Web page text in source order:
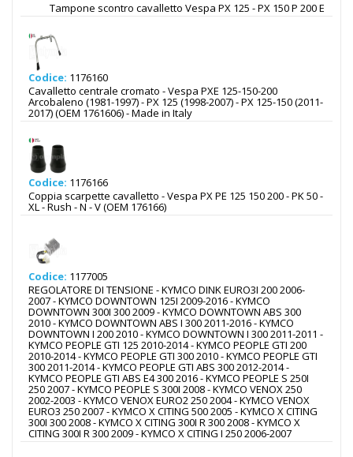
Tampone scontro cavalletto Vespa PX 125 - PX 150 P 200 E
Codice: 1176160
Cavalletto centrale cromato - Vespa PXE 125-150-200
Arcobaleno (1981-1997) - PX 125 (1998-2007) - PX 125-150 (2011-
2017) (OEM 1761606) - Made in Italy
Codice: 1176166
Coppia scarpette cavalletto - Vespa PX PE 125 150 200 - PK 50 -
XL - Rush - N - V (OEM 176166)
Codice: 1177005
REGOLATORE DI TENSIONE - KYMCO DINK EURO3I 200 2006-
2007 - KYMCO DOWNTOWN 125I 2009-2016 - KYMCO
DOWNTOWN 300I 300 2009 - KYMCO DOWNTOWN ABS 300
2010 - KYMCO DOWNTOWN ABS I 300 2011-2016 - KYMCO
DOWNTOWN I 200 2010 - KYMCO DOWNTOWN I 300 2011-2011 -
KYMCO PEOPLE GTI 125 2010-2014 - KYMCO PEOPLE GTI 200
2010-2014 - KYMCO PEOPLE GTI 300 2010 - KYMCO PEOPLE GTI
300 2011-2014 - KYMCO PEOPLE GTI ABS 300 2012-2014 -
KYMCO PEOPLE GTI ABS E4 300 2016 - KYMCO PEOPLE S 250I
250 2007 - KYMCO PEOPLE S 300I 2008 - KYMCO VENOX 250
2002-2003 - KYMCO VENOX EURO2 250 2004 - KYMCO VENOX
EURO3 250 2007 - KYMCO X CITING 500 2005 - KYMCO X CITING
300I 300 2008 - KYMCO X CITING 300I R 300 2008 - KYMCO X
CITING 300I R 300 2009 - KYMCO X CITING I 250 2006-2007